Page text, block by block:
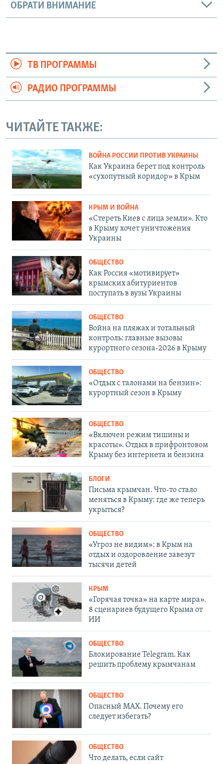
ОБРАТИ ВНИМАНИЕ
ТВ ПРОГРАММЫ
РАДИО ПРОГРАММЫ
ЧИТАЙТЕ ТАКЖЕ:
ВОЙНА РОССИИ ПРОТИВ УКРАИНЫ
Как Украина берет под контроль
«сухопутный коридор» в Крым
КРЫМ И ВОЙНА
«Стереть Киев с лица земли». Кто
в Крыму хочет уничтожения
Украины
ОБЩЕСТВО
Как Россия «мотивирует»
крымских абитуриентов
поступать в вузы Украины
ОБЩЕСТВО
Война на пляжах и тотальный
контроль: главные вызовы
курортного сезона-2026 в Крыму
ОБЩЕСТВО
«Отдых с талонами на бензин»:
курортный сезон в Крыму
ОБЩЕСТВО
«Включен режим тишины и
красоты». Отдых в прифронтовом
Крыму без интернета и бензина
БЛОГИ
Письма крымчан. Что-то стало
меняться в Крыму: где же теперь
укрыться?
ОБЩЕСТВО
«Угроз не видим»: в Крым на
отдых и оздоровление завезут
тысячи детей
КРЫМ
«Горячая точка» на карте мира».
8 сценариев будущего Крыма от
ИИ
ОБЩЕСТВО
Блокирование Telegram. Как
решить проблему крымчанам
ОБЩЕСТВО
Опасный MAX. Почему его
следует избегать?
ОБЩЕСТВО
Что делать, если сайт